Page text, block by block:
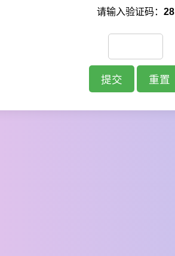
请输入验证码： 28
提交 重置